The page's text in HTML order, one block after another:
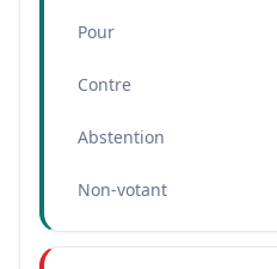
Pour
Contre
Abstention
Non-votant